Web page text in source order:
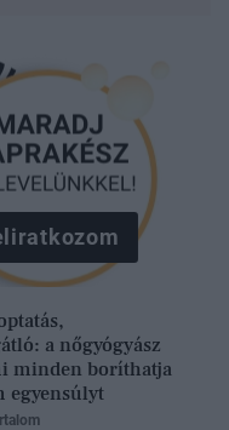
a nőgyógyász
minden boríthatja
egyensúlyt